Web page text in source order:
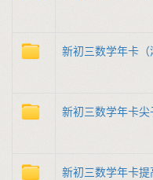
新初三数学年卡（
新初三数学年卡尖
新初三数学年卡提